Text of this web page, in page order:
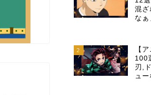
混ざ
なぁ
2
【
100
刃,
ュ